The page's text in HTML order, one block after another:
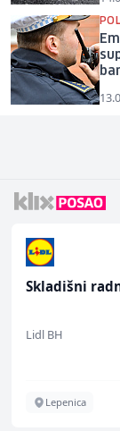
Skladišni
Lidl BH
Lepenica